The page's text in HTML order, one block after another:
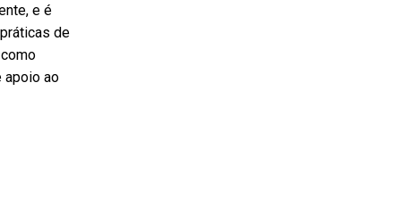
e é
de
apoio ao